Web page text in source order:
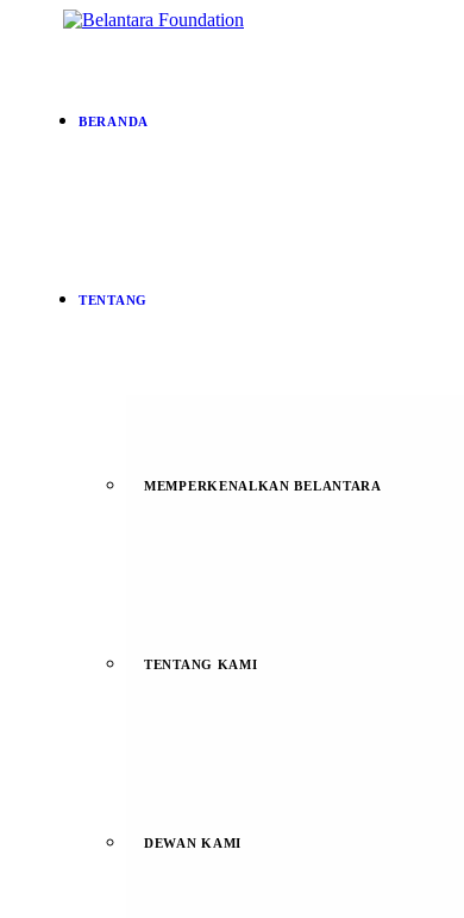
BERANDA
TENTANG
MEMPERKENALKAN BELANTARA
TENTANG KAMI
DEWAN KAMI